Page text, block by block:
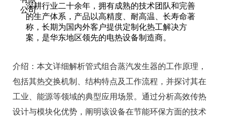
深耕行业二十余年，拥有成熟的技术团队和完善
的生产体系，产品以高精度、耐高温、长寿命著
称，长期为国内外客户提供定制化热工解决方
案，是华东地区领先的电热设备制造商。
介绍： 本文详细解析管式组合蒸汽发生器的工作原理，
包括其热交换机制、结构特点及工作流程，并探讨其在
工业、能源等领域的典型应用场景。通过分析高效传热
设计与模块化优势，阐明该设备在节能环保方面的技术